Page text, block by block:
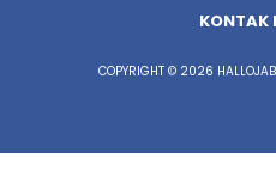
KONTAK
COPYRIGHT © 2026